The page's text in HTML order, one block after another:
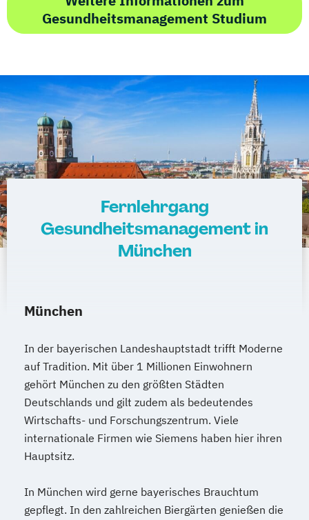
Gesundheitsmanagement Studium
Fernlehrgang
Gesundheitsmanagement in
München
München
In der bayerischen Landeshauptstadt trifft Moderne
auf Tradition. Mit über 1 Millionen Einwohnern
gehört München zu den größten Städten
Deutschlands und gilt zudem als bedeutendes
Wirtschafts- und Forschungszentrum. Viele
internationale Firmen wie Siemens haben hier ihren
Hauptsitz.
In München wird gerne bayerisches Brauchtum
gepflegt. In den zahlreichen Biergärten genießen die